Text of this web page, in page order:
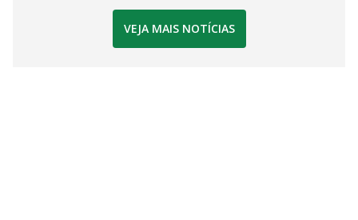
VEJA MAIS NOTÍCIAS